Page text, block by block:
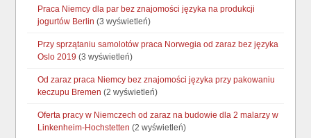
Praca Niemcy dla par bez znajomości języka na produkcji
jogurtów Berlin (3 wyświetleń)
Przy sprzątaniu samolotów praca Norwegia od zaraz bez języka
Oslo 2019 (3 wyświetleń)
Od zaraz praca Niemcy bez znajomości języka przy pakowaniu
keczupu Bremen (2 wyświetleń)
Oferta pracy w Niemczech od zaraz na budowie dla 2 malarzy w
Linkenheim-Hochstetten (2 wyświetleń)